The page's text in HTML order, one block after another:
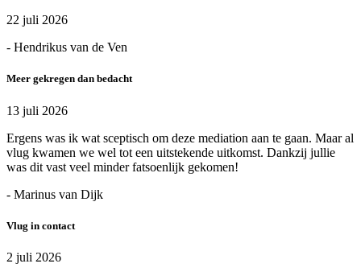
22 juli 2026
- Hendrikus van de Ven
Meer gekregen dan bedacht
13 juli 2026
Ergens was ik wat sceptisch om deze mediation aan te gaan. Maar al
vlug kwamen we wel tot een uitstekende uitkomst. Dankzij jullie
was dit vast veel minder fatsoenlijk gekomen!
- Marinus van Dijk
Vlug in contact
2 juli 2026